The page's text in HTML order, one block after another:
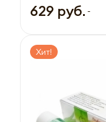
629 руб. -
Хит!